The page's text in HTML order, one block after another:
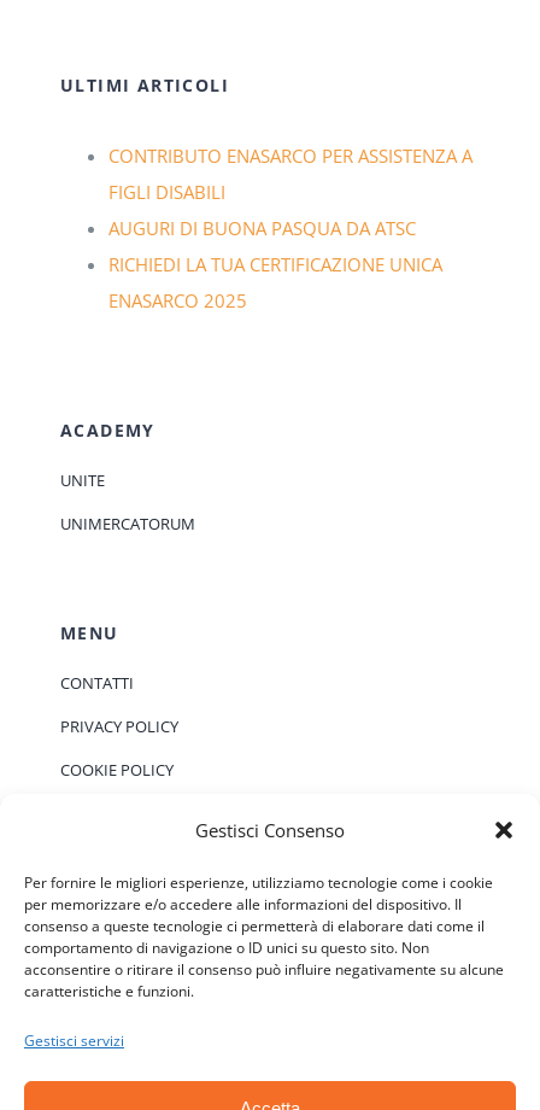
Gestisci Consenso
Per fornire le migliori esperienze, utilizziamo tecnologie come i cookie
per memorizzare e/o accedere alle informazioni del dispositivo. Il
consenso a queste tecnologie ci permetterà di elaborare dati come il
comportamento di navigazione o ID unici su questo sito. Non
acconsentire o ritirare il consenso può influire negativamente su alcune
caratteristiche e funzioni.
Gestisci servizi
ULTIMI ARTICOLI
CONTRIBUTO ENASARCO PER ASSISTENZA A
FIGLI DISABILI
AUGURI DI BUONA PASQUA DA ATSC
RICHIEDI LA TUA CERTIFICAZIONE UNICA
ENASARCO 2025
ACADEMY
UNITE
UNIMERCATORUM
MENU
CONTATTI
PRIVACY POLICY
COOKIE POLICY
EVENTI
Notice
Non ci sono eventi previsti.